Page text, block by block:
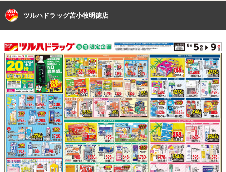
ツルハドラッグ苫小牧明徳店